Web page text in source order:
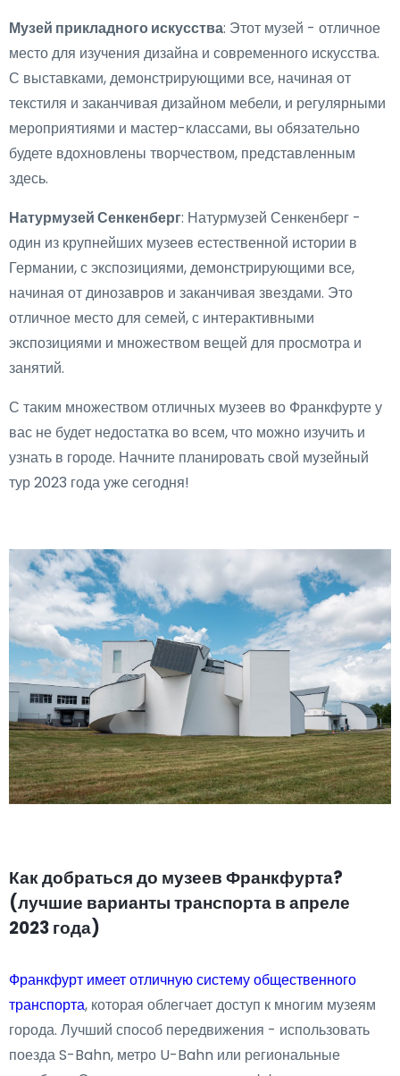
Музей прикладного искусства: Этот музей - отличное
место для изучения дизайна и современного искусства.
С выставками, демонстрирующими все, начиная от
текстиля и заканчивая дизайном мебели, и регулярными
мероприятиями и мастер-классами, вы обязательно
будете вдохновлены творчеством, представленным
здесь.
Натурмузей Сенкенберг: Натурмузей Сенкенберг -
один из крупнейших музеев естественной истории в
Германии, с экспозициями, демонстрирующими все,
начиная от динозавров и заканчивая звездами. Это
отличное место для семей, с интерактивными
экспозициями и множеством вещей для просмотра и
занятий.
С таким множеством отличных музеев во Франкфурте у
вас не будет недостатка во всем, что можно изучить и
узнать в городе. Начните планировать свой музейный
тур 2023 года уже сегодня!
Как добраться до музеев Франкфурта?
(лучшие варианты транспорта в апреле
2023 года)
Франкфурт имеет отличную систему общественного
транспорта, которая облегчает доступ к многим музеям
города. Лучший способ передвижения - использовать
поезда S-Bahn, метро U-Bahn или региональные